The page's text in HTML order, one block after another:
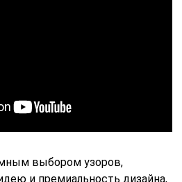
выбором узоров,
и премиальность дизайна,